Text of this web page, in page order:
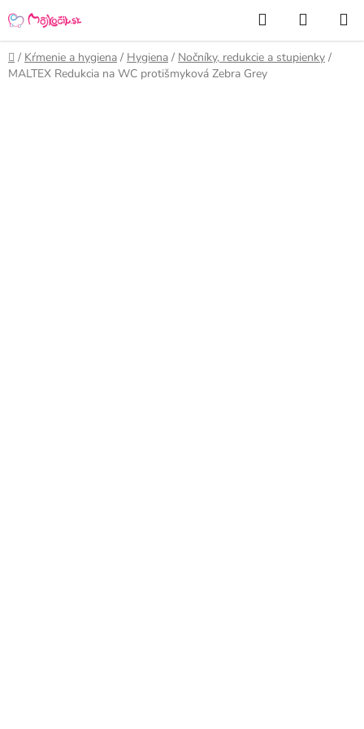
na
obsah
Hľadať
KOŠÍK
Domov
/ Kŕmenie a hygiena / Hygiena / Nočníky, redukcie a stupienky /
MALTEX Redukcia na WC protišmyková Zebra Grey